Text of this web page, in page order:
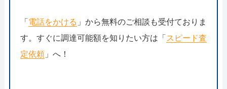
「 電話をかける 」から無料のご相談も受付ておりま
す。すぐに調達可能額を知りたい方は「 スピード査
定依頼」へ！